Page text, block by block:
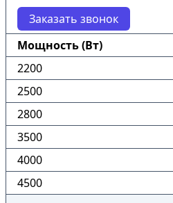
Заказать звонок
Мощность (Вт)
2200
2500
2800
3500
4000
4500